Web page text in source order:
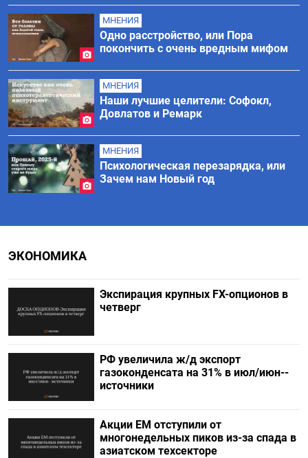
МНЕНИЯ
Одно расстройство, или Пора
покончить с очень вредным мифом
МНЕНИЯ
Наши лучшие целители: Софокл,
Довлатов и Ремарк
МНЕНИЯ
Психологическая перезарядка, или
Зачем нам Новый год
ЭКОНОМИКА
Экспирация крупных FX-опционов в
четверг
РФ увеличила ж/д экспорт
газоконденсата на 31% в июл/июн--
источники
Акции ЕМ отступили от
многонедельных пиков из-за спада в
азиатском техсекторе